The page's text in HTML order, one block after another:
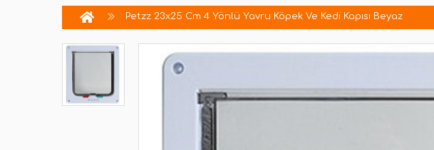
Petzz 23x25 Cm 4 Yönlü Yavru Köpek Ve Kedi Kapısı Beyaz